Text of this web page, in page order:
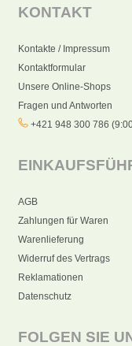
KONTAKT
Kontakte / Impressum
Kontaktformular
Unsere Online-Shops
Fragen und Antworten
+421 948 300 786
AGB
Zahlungen für Waren
Warenlieferung
Widerruf des Vertrags
Reklamationen
Datenschutz
FOLGEN SIE